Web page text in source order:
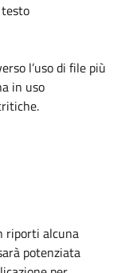
l’uso di file più
in uso
riporti alcuna
potenziata